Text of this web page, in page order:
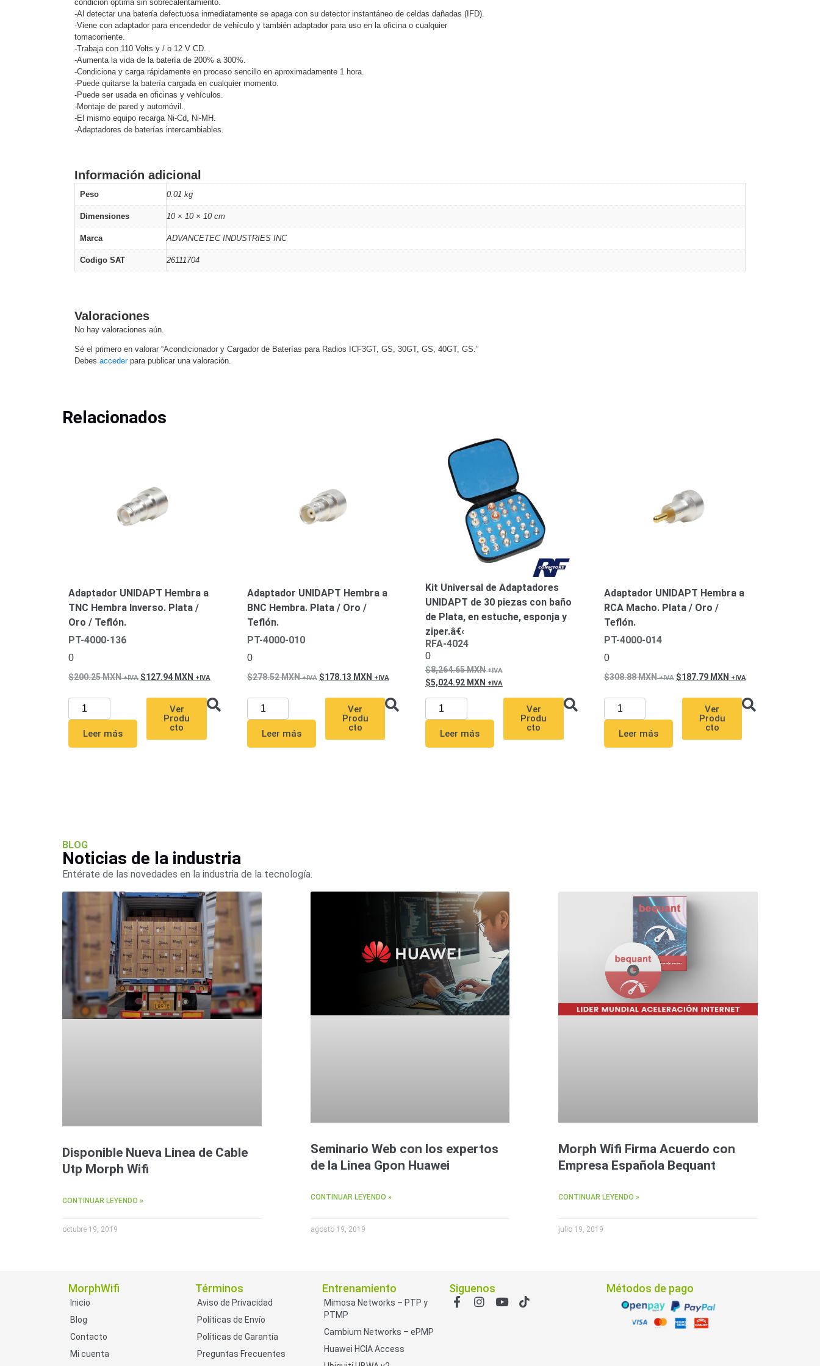
Software VMS y Analíticas
EPCOM CloudHIKVISIONHoneywellWisenet WaveXMR CEIBAII / KAPOK
Videograbadoras Móviles, Dash Cams y Body Cams
Accesorios Body Cams (Portátiles)
Videoporteros e Interfonos
AccesoriosIntercomunicadoresVideoporteros Analógicos
condición óptima sin sobrecalentamiento.
-Al detectar una batería defectuosa inmediatamente se apaga con su detector instantáneo de celdas dañadas (IFD).
-Viene con adaptador para encendedor de vehículo y también adaptador para uso en la oficina o cualquier
tomacorriente.
-Trabaja con 110 Volts y / o 12 V CD.
-Aumenta la vida de la batería de 200% a 300%.
-Condiciona y carga rápidamente en proceso sencillo en aproximadamente 1 hora.
-Puede quitarse la batería cargada en cualquier momento.
-Puede ser usada en oficinas y vehículos.
-Montaje de pared y automóvil.
-El mismo equipo recarga Ni-Cd, Ni-MH.
-Adaptadores de baterías intercambiables.
Información adicional
Peso 0.01 kg
Dimensiones 10 × 10 × 10 cm
Marca ADVANCETEC INDUSTRIES INC
Codigo SAT 26111704
Valoraciones
No hay valoraciones aún.
Sé el primero en valorar “Acondicionador y Cargador de Baterías para Radios ICF3GT, GS, 30GT, GS, 40GT, GS.”
Debes accederpara publicar una valoración.
Relacionados
Adaptador UNIDAPT Hembra a
TNC Hembra Inverso. Plata /
Oro / Teflón.
PT-4000-136
0
200.25MXN 127.94 MXN
Leer más
Ver
Produ
cto
Adaptador UNIDAPT Hembra a
BNC Hembra. Plata / Oro /
Teflón.
PT-4000-010
0
278.52MXN 178.13 MXN
Leer más
Ver
Produ
cto
Kit Universal de Adaptadores
UNIDAPT de 30 piezas con baño
de Plata, en estuche, esponja y
ziper.â€‹
RFA-4024
0
8,264.65MXN
5,024.92 MXN
Leer más
Ver
Produ
cto
Adaptador UNIDAPT Hembra a
RCA Macho. Plata / Oro /
Teflón.
PT-4000-014
0
308.88MXN 187.79 MXN
Leer más
Ver
Produ
cto
BLOG
Noticias de la industria
Entérate de las novedades en la industria de la tecnología.
Disponible Nueva Linea de Cable
Utp Morph Wifi
CONTINUAR LEYENDO »
octubre 19, 2019
Seminario Web con los expertos
de la Linea Gpon Huawei
CONTINUAR LEYENDO »
agosto 19, 2019
Morph Wifi Firma Acuerdo con
Empresa Española Bequant
CONTINUAR LEYENDO »
julio 19, 2019
MorphWifi
Inicio
Blog
Contacto
Mi cuenta
Términos
Aviso de Privacidad
Políticas de Envío
Políticas de Garantía
Preguntas Frecuentes
Entrenamiento
Mimosa Networks – PTP y
PTMP
Cambium Networks – ePMP
Huawei HCIA Access
Siguenos Métodos de pago